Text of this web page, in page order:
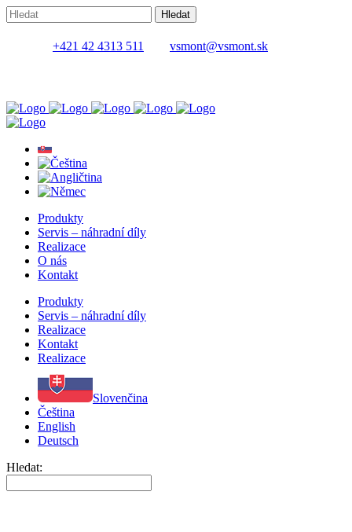
+421 42 4313 511 vsmont@vsmont.sk
Produkty
Servis – náhradní díly
Realizace
O nás
Kontakt
Produkty
Servis – náhradní díly
Realizace
Kontakt
Realizace
Slovenčina
Čeština
English
Deutsch
Hledat: